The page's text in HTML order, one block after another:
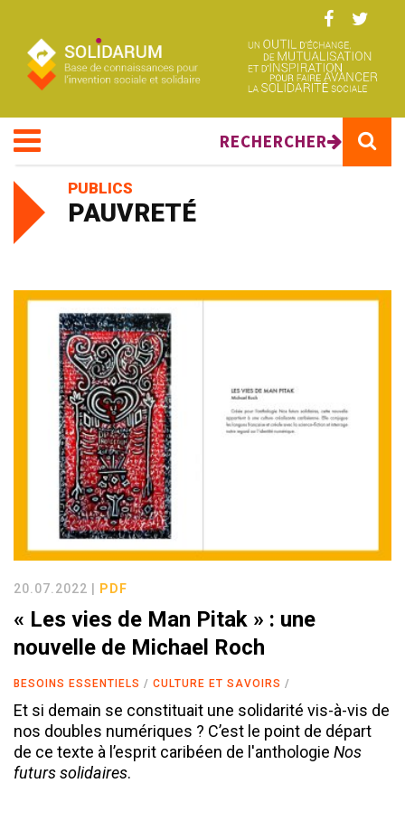
RECHERCHER
PUBLICS
PAUVRETÉ
20.07.2022 | PDF
« Les vies de Man Pitak » : une
nouvelle de Michael Roch
BESOINS ESSENTIELS CULTURE ET SAVOIRS
Et si demain se constituait une solidarité vis-à-vis de
nos doubles numériques ? C’est le point de départ
de ce texte à l’esprit caribéen de l'anthologie Nos
futurs solidaires.